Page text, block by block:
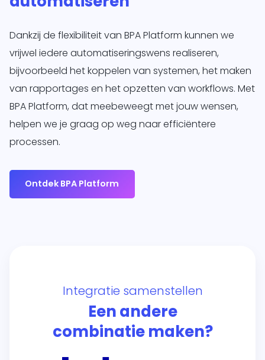
Dankzij de flexibiliteit van BPA Platform kunnen we
vrijwel iedere automatiseringswens realiseren,
bijvoorbeeld het koppelen van systemen, het maken
van rapportages en het opzetten van workflows. Met
BPA Platform, dat meebeweegt met jouw wensen,
helpen we je graag op weg naar efficiëntere
processen.
Ontdek BPA Platform
Integratie samenstellen
Een andere
combinatie maken?